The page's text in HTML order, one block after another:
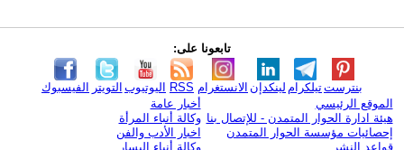
تابعونا على:
الفيسبوك التويتر اليوتيوب RSS الانستغرام لينكدإن تيلكرامبنترست
الموقع الرئيسي
هيئة ادارة الحوار المتمدن - للإتصال بنا
إحصائيات مؤسسة الحوار المتمدن
قواعد النشر
أخبار عامة
وكالة أنباء المرأة
اخبار الأدب والفن
وكالة أنباء اليسار